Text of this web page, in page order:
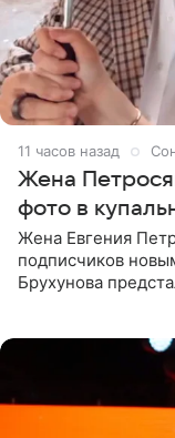
11 часов назад
Жена
фото в
Жена Евгения
подписчиков
Брухунова